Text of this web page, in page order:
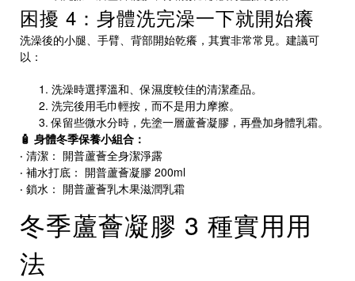
困擾 4：身體洗完澡一下就開始癢
洗澡後的小腿、手臂、背部開始乾癢，其實非常常見。建議可
以：
洗澡時選擇溫和、保濕度較佳的清潔產品。
洗完後用毛巾輕按，而不是用力摩擦。
保留些微水分時，先塗一層蘆薈凝膠，再疊加身體乳霜。
🧴 身體冬季保養小組合：
‧ 清潔： 開普蘆薈全身潔淨露
‧ 補水打底： 開普蘆薈凝膠 200ml
‧ 鎖水： 開普蘆薈乳木果滋潤乳霜
冬季蘆薈凝膠 3 種實用用
法